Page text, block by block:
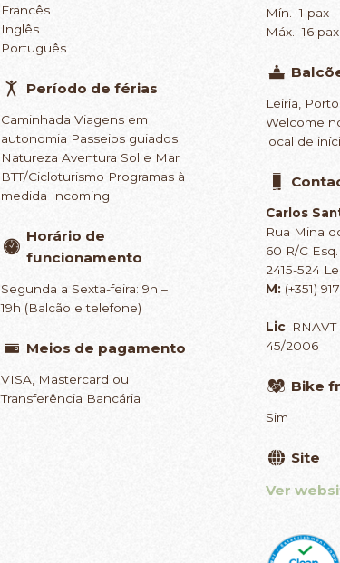
Francês
Inglês
Português
Período de férias
Caminhada Viagens em
autonomia Passeios guiados
Natureza Aventura Sol e Mar
BTT/Cicloturismo Programas à
medida Incoming
Horário de
funcionamento
Segunda a Sexta-feira: 9h –
19h (Balcão e telefone)
Meios de pagamento
VISA, Mastercard ou
Transferência Bancária
Mín. 1 pax
Máx. 16 pax
Leiria,
Welcome
local de
Carlos
Rua Mina
60 R/C Esq.
2415-524
M: (+351)
Lic:
45/2006
Bike
Sim
Site
Ver